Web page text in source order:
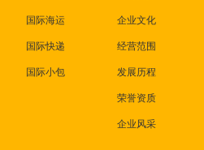
国际海运
国际快递
国际小包
企业文化
经营范围
发展历程
荣誉资质
企业风采